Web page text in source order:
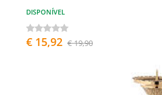
DISPONÍVEL
€ 15,92 € 19,90